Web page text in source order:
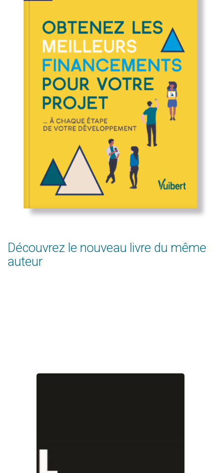
Découvrez le nouveau livre du même
auteur